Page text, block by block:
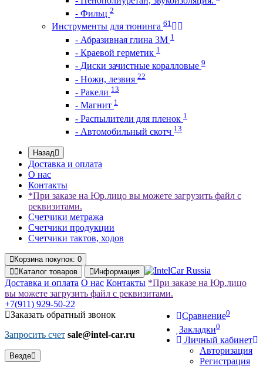
- Фильц 2
Инструменты для тюнинга 61
- Абразивная глина 3М 1
- Краевой герметик 1
- Диски зачистные коралловые 9
- Ножи, лезвия 22
- Ракели 13
- Магнит 1
- Распылители для пленок 1
- Автомобильный скотч 13
Назад
Доставка и оплата
О нас
Контакты
*При заказе на Юр.лицо вы можете загрузить файл с
реквизитами.
Счетчики метража
Счетчики продукции
Счетчики тактов, ходов
Корзина покупок: 0
Каталог товаров Информация
Доставка и оплата О нас Контакты *При заказе на Юр.лицо
вы можете загрузить файл с реквизитами.
Сравнение0
Закладки0
Личный кабинет
Авторизация
Регистрация
+7(911) 929-50-22
Заказать обратный звонок
Запросить счет sale@intel-car.ru
Везде